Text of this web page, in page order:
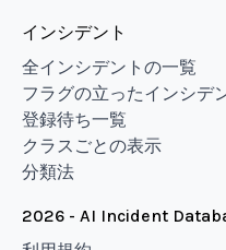
インシデント
全インシデントの一覧
フラグの立ったインシデ
登録待ち一覧
クラスごとの表示
分類法
2026 - AI Incident